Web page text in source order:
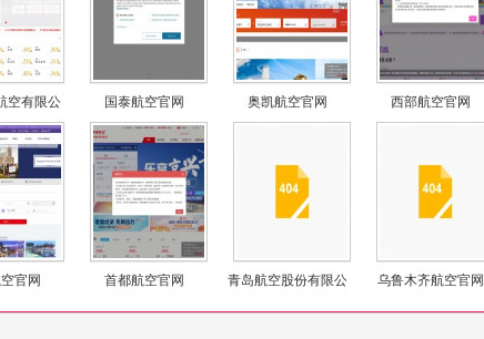
空有限公
国泰航空官网 奥凯航空官网 西部航空官网
官网 首都航空官网
青岛航空股份有限公
乌鲁木齐航空官网